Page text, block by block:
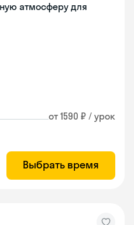
атмосферу для
от 1590 ₽ / урок
Выбрать время